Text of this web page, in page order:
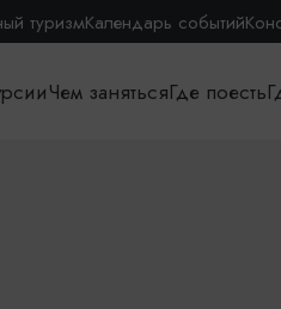
туризмКалендарь событий
Чем занятьсяГде поесть